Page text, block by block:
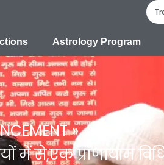
Astrology Program
में से,एक प्राणायाम